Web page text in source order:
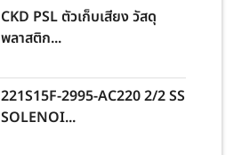
CKD PSL ตัวเก็บเสียง วัสดุ
พลาสติก...
221S15F-2995-AC220 2/2 SS
SOLENOI...